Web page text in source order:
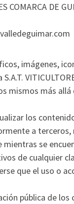
DE
imágenes,
mismos más
los
a
se
de cualquier
que el uso
pública de